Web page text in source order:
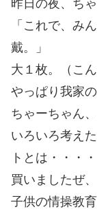
昨日の夜、ち
「これで、み
戴。」
大１枚。（こ
やっぱり我家
ちゃーちゃん
いろいろ考え
トとは・・・・
買いましたぜ
子供の情操教